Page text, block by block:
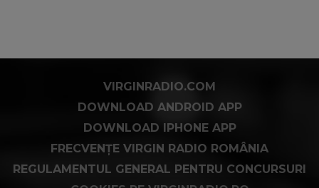
VIRGINRADIO.COM
DOWNLOAD ANDROID APP
DOWNLOAD IPHONE APP
FRECVENȚE VIRGIN RADIO ROMÂNIA
REGULAMENTUL GENERAL PENTRU CONCURSURI